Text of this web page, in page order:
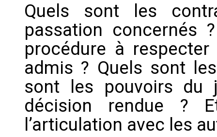
Quels sont les
passation concernés
procédure à
admis ? Quels sont
sont les pouvoirs du
décision rendue ?
l’articulation avec les